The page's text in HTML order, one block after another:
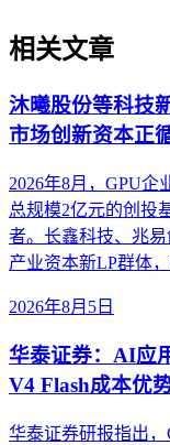
相关文章
沐曦股份等科技
市场创新资本正
2026年8月，GPU企
总规模2亿元的创投
者。长鑫科技、兆
产业资本新LP群体
2026年8月5日
华泰证券：AI应
V4 Flash成本优
华泰证券研报指出